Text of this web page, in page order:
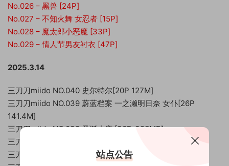
No.026 – 黑兽 [24P]
No.027 – 不知火舞 女忍者 [15P]
No.028 – 魔太郎小恶魔 [33P]
No.029 – 情人节男友衬衣 [47P]
2025.3.14
三刀刀miido NO.040 史尔特尔[20P 127M]
三刀刀miido NO.039 蔚蓝档案 一之濑明日奈 女仆[26P
141.4M]
三刀刀miido NO.038 圣诞小鹿 [30P-395MB]
三刀刀miido NO.037 巴尔的摩赛车娘 [36P-538MB]
三刀刀miido NO.036 不知火舞 女忍者[15P-90.6M]
站点公告